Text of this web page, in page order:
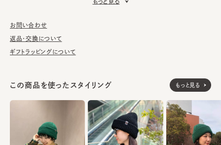
洗濯不可。汚れにつきましては、帽子が汚れてしまう前の対策と
して、消臭・抗菌用のスプレーをお勧めしております。
生産国 made in JAPAN
お問い合わせ
返品・交換について
ギフトラッピングについて
この商品を使ったスタイリング もっと見る